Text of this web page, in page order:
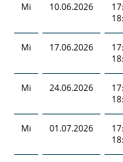
Mi 10.06.2026
Mi 17.06.2026
Mi 24.06.2026
Mi 01.07.2026